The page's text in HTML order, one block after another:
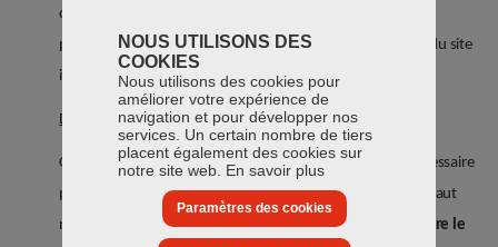
des rapports sur le comportement des utilisateurs et nous
proposer des services afin d’optimiser le fonctionnement du site
internet.
Déposés par des parties tierces
Certains cookies fournis par des partenaires tiers sont nécessaire
pour accéder à certains contenus. Afin de garantir le plus haut
niveau de protection,Thomas & Piron décidé de soumettre le
NOUS UTILISONS DES
COOKIES
Nous utilisons des cookies pour
améliorer votre expérience de
navigation et pour développer nos
services. Un certain nombre de tiers
placent également des cookies sur
notre site web. En savoir plus
Paramètres des cookies